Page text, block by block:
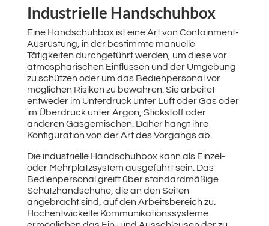
Industrielle Handschuhbox
Eine Handschuhbox ist eine Art von Containment-
Ausrüstung, in der bestimmte manuelle
Tätigkeiten durchgeführt werden, um diese vor
atmosphärischen Einflüssen und der Umgebung
zu schützen oder um das Bedienpersonal vor
möglichen Risiken zu bewahren. Sie arbeitet
entweder im Unterdruck unter Luft oder Gas oder
im Überdruck unter Argon, Stickstoff oder
anderen Gasgemischen. Daher hängt ihre
Konfiguration von der Art des Vorgangs ab.
Die industrielle Handschuhbox kann als Einzel-
oder Mehrplatzsystem ausgeführt sein. Das
Bedienpersonal greift über standardmäßige
Schutzhandschuhe, die an den Seiten
angebracht sind, auf den Arbeitsbereich zu.
Hochentwickelte Kommunikationssysteme